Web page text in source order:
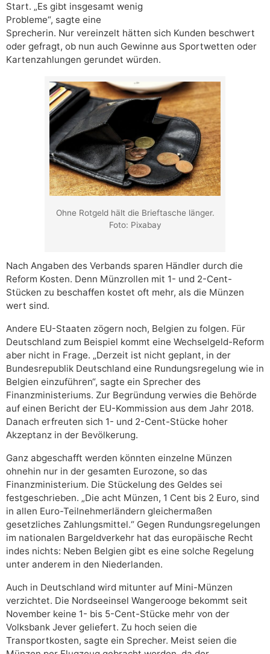
Start. „Es gibt insgesamt wenig
Probleme“, sagte eine
Sprecherin. Nur vereinzelt hätten sich Kunden beschwert
oder gefragt, ob nun auch Gewinne aus Sportwetten oder
Kartenzahlungen gerundet würden.
Ohne Rotgeld hält die Brieftasche länger.
Foto: Pixabay
Nach Angaben des Verbands sparen Händler durch die
Reform Kosten. Denn Münzrollen mit 1- und 2-Cent-
Stücken zu beschaffen kostet oft mehr, als die Münzen
wert sind.
Andere EU-Staaten zögern noch, Belgien zu folgen. Für
Deutschland zum Beispiel kommt eine Wechselgeld-Reform
aber nicht in Frage. „Derzeit ist nicht geplant, in der
Bundesrepublik Deutschland eine Rundungsregelung wie in
Belgien einzuführen“, sagte ein Sprecher des
Finanzministeriums. Zur Begründung verwies die Behörde
auf einen Bericht der EU-Kommission aus dem Jahr 2018.
Danach erfreuten sich 1- und 2-Cent-Stücke hoher
Akzeptanz in der Bevölkerung.
Ganz abgeschafft werden könnten einzelne Münzen
ohnehin nur in der gesamten Eurozone, so das
Finanzministerium. Die Stückelung des Geldes sei
festgeschrieben. „Die acht Münzen, 1 Cent bis 2 Euro, sind
in allen Euro-Teilnehmerländern gleichermaßen
gesetzliches Zahlungsmittel.“ Gegen Rundungsregelungen
im nationalen Bargeldverkehr hat das europäische Recht
indes nichts: Neben Belgien gibt es eine solche Regelung
unter anderem in den Niederlanden.
Auch in Deutschland wird mitunter auf Mini-Münzen
verzichtet. Die Nordseeinsel Wangerooge bekommt seit
November keine 1- bis 5-Cent-Stücke mehr von der
Volksbank Jever geliefert. Zu hoch seien die
Transportkosten, sagte ein Sprecher. Meist seien die